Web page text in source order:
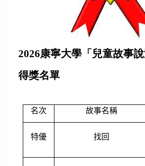
2026康寧大學「兒童故事
得獎名單
名次 故事名稱
特優 找回